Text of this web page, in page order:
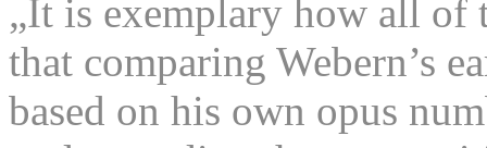
„It is exemplary how all of
that comparing Webern’s
based on his own opus